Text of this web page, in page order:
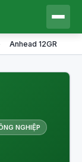
Anhead 12GR
NGHIỆP